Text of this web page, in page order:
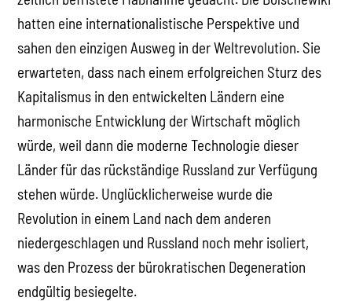
hatten eine internationalistische Perspektive und
sahen den einzigen Ausweg in der Weltrevolution. Sie
erwarteten, dass nach einem erfolgreichen Sturz des
Kapitalismus in den entwickelten Ländern eine
harmonische Entwicklung der Wirtschaft möglich
würde, weil dann die moderne Technologie dieser
Länder für das rückständige Russland zur Verfügung
stehen würde. Unglücklicherweise wurde die
Revolution in einem Land nach dem anderen
niedergeschlagen und Russland noch mehr isoliert,
was den Prozess der bürokratischen Degeneration
endgültig besiegelte.